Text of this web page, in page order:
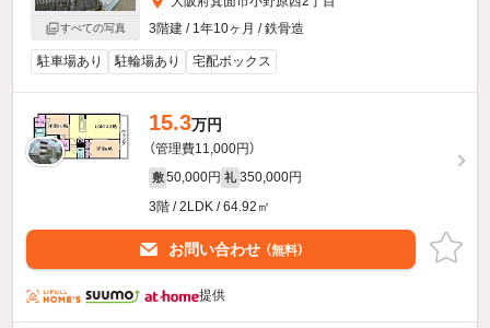
すべての写真
3階建 / 1年10ヶ月 / 鉄骨造
駐車場あり 駐輪場あり 宅配ボックス
15.3万円
（管理費11,000円）
敷 50,000円 礼 350,000円
3階 / 2LDK / 64.92㎡
お問い合わせ （無料）
提供